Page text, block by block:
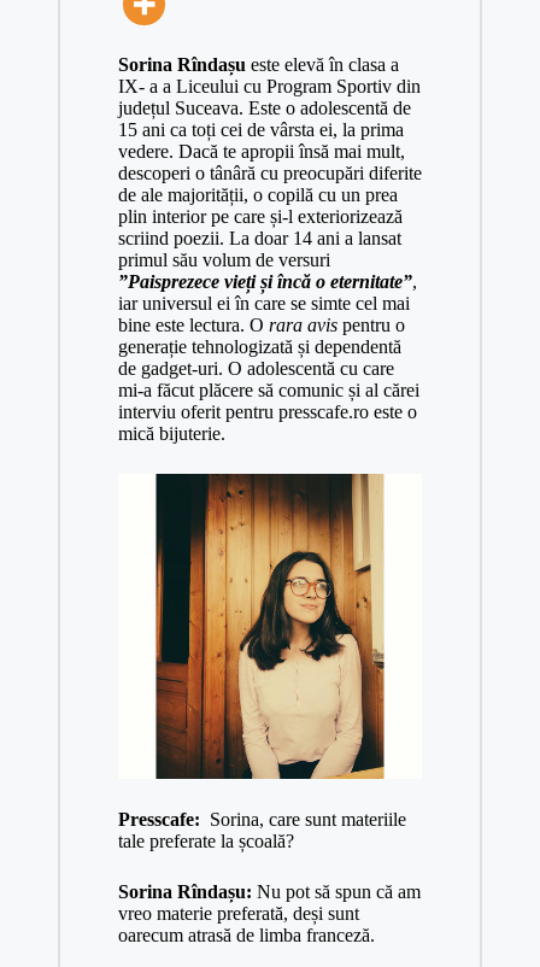
Sorina Rîndașu este elevă în clasa a
IX- a a Liceului cu Program Sportiv din
județul Suceava. Este o adolescentă de
15 ani ca toți cei de vârsta ei, la prima
vedere. Dacă te apropii însă mai mult,
descoperi o tânâră cu preocupări diferite
de ale majorității, o copilă cu un prea
plin interior pe care și-l exteriorizează
scriind poezii. La doar 14 ani a lansat
primul său volum de versuri
”Paisprezece vieți și încă o eternitate”,
iar universul ei în care se simte cel mai
bine este lectura. O rara avispentru o
generație tehnologizată și dependentă
de gadget-uri. O adolescentă cu care
mi-a făcut plăcere să comunic și al cărei
interviu oferit pentru presscafe.roeste o
mică bijuterie.
Presscafe: Sorina, care sunt materiile
tale preferate la școală?
Sorina Rîndașu: Nu pot să spun că am
vreo materie preferată, deși sunt
oarecum atrasă de limba franceză.